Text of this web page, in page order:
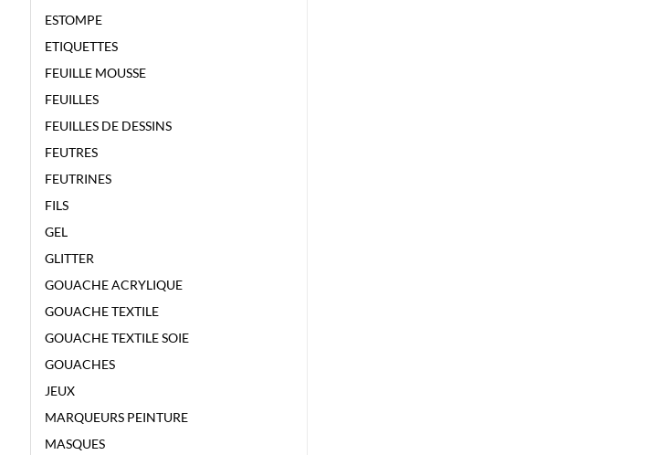
ESTOMPE
ETIQUETTES
FEUILLE MOUSSE
FEUILLES
FEUILLES DE DESSINS
FEUTRES
FEUTRINES
FILS
GEL
GLITTER
GOUACHE ACRYLIQUE
GOUACHE TEXTILE
GOUACHE TEXTILE SOIE
GOUACHES
JEUX
MARQUEURS PEINTURE
MASQUES